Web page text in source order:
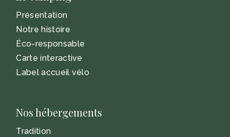
Présentation
Notre histoire
Éco-responsable
Carte interactive
Label accueil vélo
Nos hébergements
Tradition